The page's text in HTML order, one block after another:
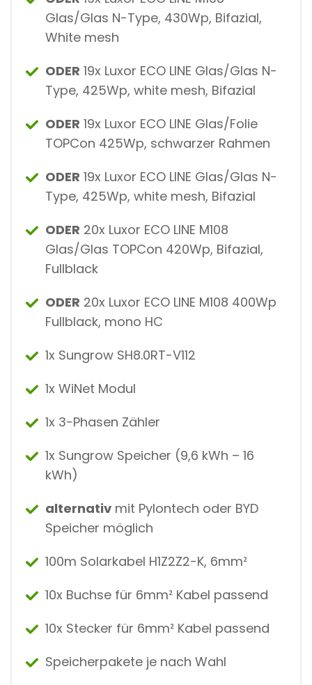
Glas/Glas N-Type, 430Wp, Bifazial,
White mesh
ODER 19x Luxor ECO LINE Glas/Glas N-
Type, 425Wp, white mesh, Bifazial
ODER 19x Luxor ECO LINE Glas/Folie
TOPCon 425Wp, schwarzer Rahmen
ODER 19x Luxor ECO LINE Glas/Glas N-
Type, 425Wp, white mesh, Bifazial
ODER 20x Luxor ECO LINE M108
Glas/Glas TOPCon 420Wp, Bifazial,
Fullblack
ODER 20x Luxor ECO LINE M108 400Wp
Fullblack, mono HC
1x Sungrow SH8.0RT-V112
1x WiNet Modul
1x 3-Phasen Zähler
1x Sungrow Speicher (9,6 kWh – 16
kWh)
alternativ mit Pylontech oder BYD
Speicher möglich
100m Solarkabel H1Z2Z2-K, 6mm²
10x Buchse für 6mm² Kabel passend
10x Stecker für 6mm² Kabel passend
Speicherpakete je nach Wahl